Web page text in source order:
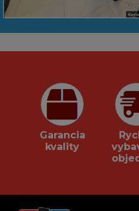
Garancia
kvality